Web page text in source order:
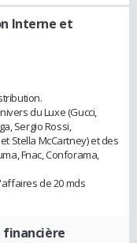
Interne et
du Luxe (Gucci,
Sergio Rossi,
Stella McCartney) et des
Fnac, Conforama,
de 20 mds
financière